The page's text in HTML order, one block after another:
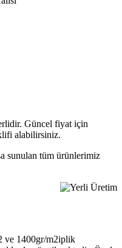
Güncel fiyat için
alabilirsiniz.
sunulan tüm ürünlerimiz
ve 1400gr/m2iplik